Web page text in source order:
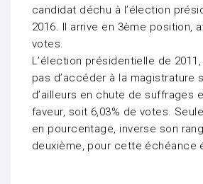
candidat déchu à l’élection
2016. Il arrive en 3ème position,
votes.
L’élection présidentielle de
pas d’accéder à la magistrature
d’ailleurs en chute de suffrages
faveur, soit 6,03% de votes.
en pourcentage, inverse son
deuxième, pour cette échéance